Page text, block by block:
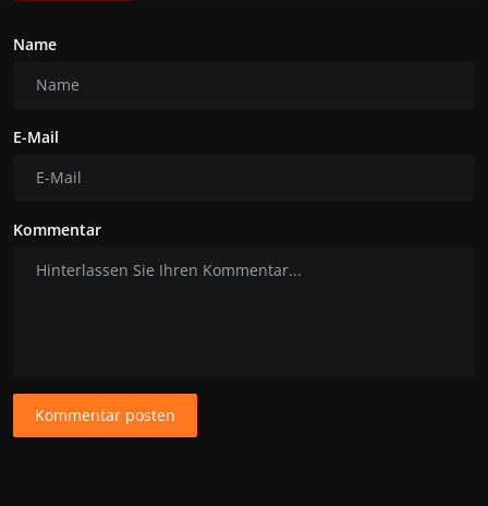
Name
E-Mail
Kommentar
Kommentar posten